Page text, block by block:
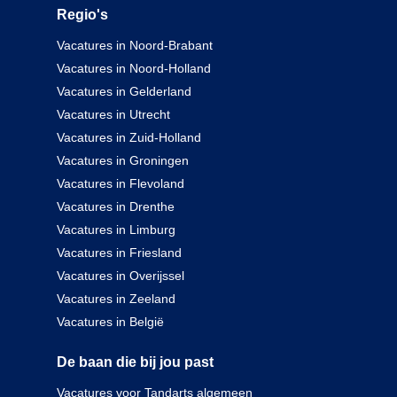
Regio's
Vacatures in Noord-Brabant
Vacatures in Noord-Holland
Vacatures in Gelderland
Vacatures in Utrecht
Vacatures in Zuid-Holland
Vacatures in Groningen
Vacatures in Flevoland
Vacatures in Drenthe
Vacatures in Limburg
Vacatures in Friesland
Vacatures in Overijssel
Vacatures in Zeeland
Vacatures in België
De baan die bij jou past
Vacatures voor Tandarts algemeen